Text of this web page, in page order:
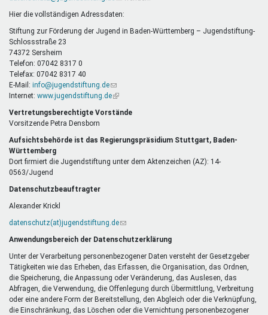
E-
Mail)
Hier die vollständigen Adressdaten:
Stiftung zur Förderung der Jugend in Baden-Württemberg – Jugendstiftung-
Schlossstraße 23
74372 Sersheim
Telefon: 07042 8317 0
Telefax: 07042 8317 40
E-Mail: info@jugendstiftung.de(Link
sendet
Mail)
Internet: www.jugendstiftung.de(Link
extern)
Vertretungsberechtigte Vorstände
Vorsitzende Petra Densborn
Aufsichtsbehörde ist das Regierungspräsidium Stuttgart, Baden-
Württemberg
Dort firmiert die Jugendstiftung unter dem Aktenzeichen (AZ): 14-
0563/Jugend
Datenschutzbeauftragter
Alexander Krickl
datenschutz(at)jugendstiftung.de(Link
E-
Mail)
Anwendungsbereich der Datenschutzerklärung
Unter der Verarbeitung personenbezogener Daten versteht der Gesetzgeber
Tätigkeiten wie das Erheben, das Erfassen, die Organisation, das Ordnen,
die Speicherung, die Anpassung oder Veränderung, das Auslesen, das
Abfragen, die Verwendung, die Offenlegung durch Übermittlung, Verbreitung
oder eine andere Form der Bereitstellung, den Abgleich oder die Verknüpfung,
die Einschränkung, das Löschen oder die Vernichtung personenbezogener